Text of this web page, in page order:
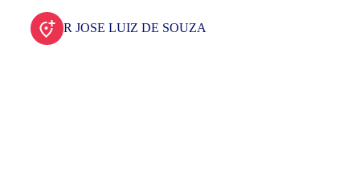
R JOSE LUIZ DE SOUZA